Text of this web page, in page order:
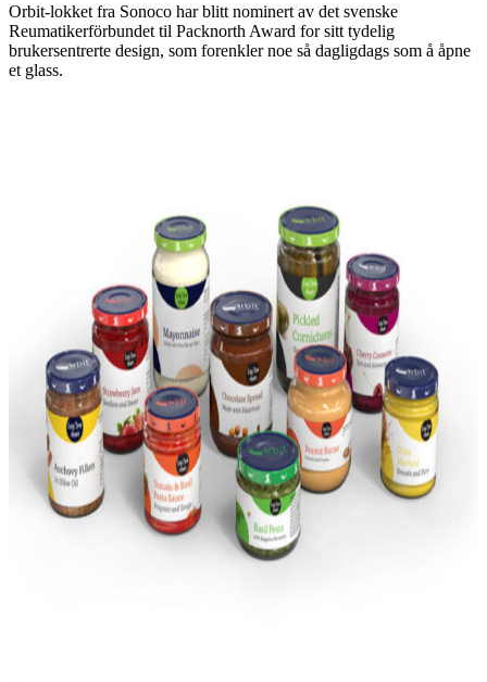
Orbit-lokket fra Sonoco har blitt nominert av det svenske
Reumatikerförbundet til Packnorth Award for sitt tydelig
brukersentrerte design, som forenkler noe så dagligdags som å åpne
et glass.